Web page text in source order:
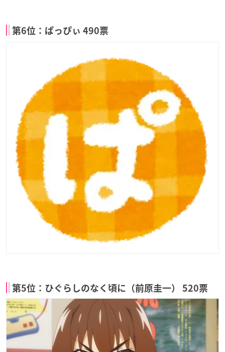
第6位：ぱっぴぃ 490票
第5位：ひぐらしのなく頃に（前原圭一） 520票